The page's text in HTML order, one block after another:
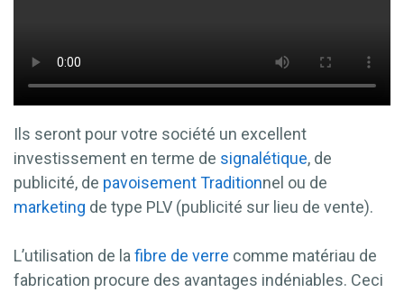
Ils seront pour votre société un excellent
investissement en terme de signalétique, de
publicité, de pavoisementTraditionnel ou de
marketing de type PLV (publicité sur lieu de vente).
L’utilisation de la fibre de verre comme matériau de
fabrication procure des avantages indéniables. Ceci